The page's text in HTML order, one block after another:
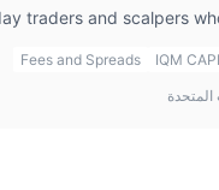
involved in trading with an
traders and scalpers
trades. However, it’s
of having low
IQM
Fees and Spreads
المتحدة